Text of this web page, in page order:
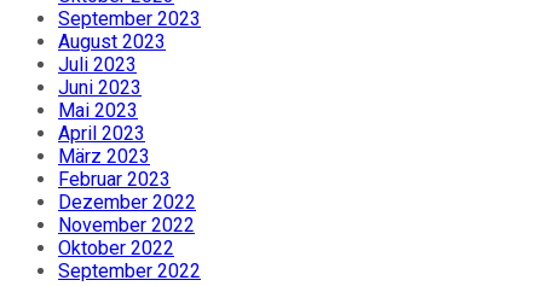
September 2023
August 2023
Juli 2023
Juni 2023
Mai 2023
April 2023
März 2023
Februar 2023
Dezember 2022
November 2022
Oktober 2022
September 2022